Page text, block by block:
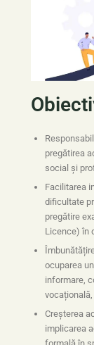
pregătirea
social și
Facilitarea
dificultate
pregătire
Licence) în
ocuparea
informare,
Creșterea
implicarea